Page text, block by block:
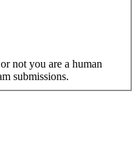
not you are a human
submissions.